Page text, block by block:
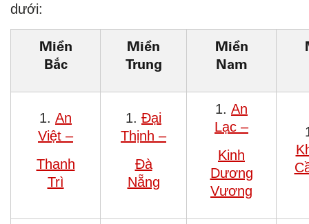
dưới:
Miền
Bắc
Miền
Trung
Miền
Nam
1. An
Việt –
Thanh
Trì
1. Đại
Thịnh –
Đà
Nẵng
1. An
Lạc –
Kinh
Dương
Vương